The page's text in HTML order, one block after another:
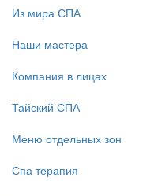
Из мира СПА
Наши мастера
Компания в лицах
Тайский СПА
Меню отдельных зон
Спа терапия